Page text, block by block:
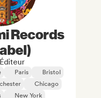
Records
Paris
Bristol
Chicago
New York